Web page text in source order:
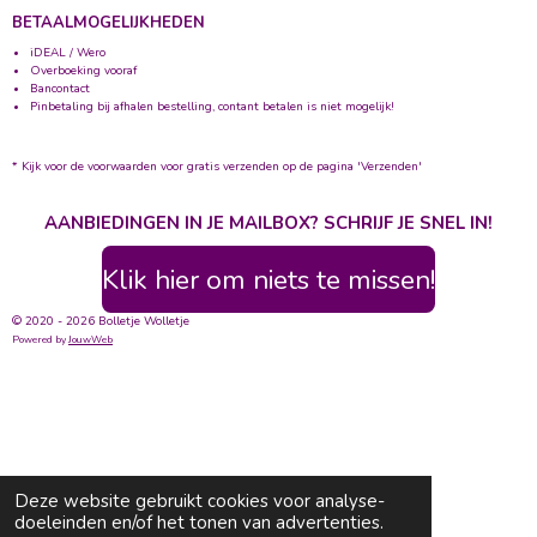
Deze website gebruikt cookies voor analyse-
doeleinden en/of het tonen van advertenties.
BETAALMOGELIJKHEDEN
iDEAL / Wero
Overboeking vooraf
Bancontact
Pinbetaling bij afhalen bestelling, contant betalen is niet mogelijk!
* Kijk voor de voorwaarden voor gratis verzenden op de pagina 'Verzenden'
AANBIEDINGEN IN JE MAILBOX? SCHRIJF JE SNEL IN!
Klik hier om niets te missen!
© 2020 - 2026 Bolletje Wolletje
Powered byJouwWeb